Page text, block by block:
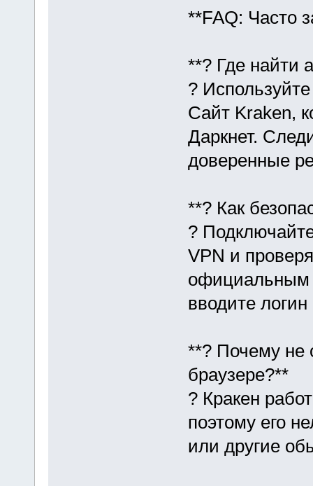
**FAQ: Часто
**? Где найти
?
Сайт Kraken,
Даркнет.
доверенные
**? Как
?
VPN и
официальным
вводите
**? Почему не
браузере?**
? Кракен
поэтому его
или другие